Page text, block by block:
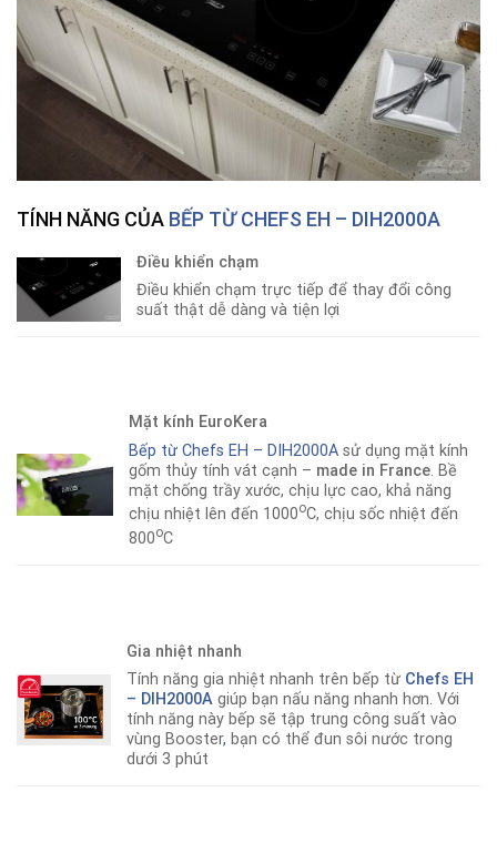
TÍNH NĂNG CỦA BẾP TỪ CHEFS EH – DIH2000A
Điều khiển chạm
Điều khiển chạm trực tiếp để thay đổi công
suất thật dễ dàng và tiện lợi
Mặt kính EuroKera
Bếp từ Chefs EH – DIH2000A sử dụng mặt kính
gốm thủy tính vát cạnh – made in France. Bề
mặt chống trầy xước, chịu lực cao, khả năng
chịu nhiệt lên đến 1000oC, chịu sốc nhiệt đến
800oC
Gia nhiệt nhanh
Tính năng gia nhiệt nhanh trên bếp từ Chefs EH
– DIH2000A giúp bạn nấu năng nhanh hơn. Với
tính năng này bếp sẽ tập trung công suất vào
vùng Booster, bạn có thể đun sôi nước trong
dưới 3 phút